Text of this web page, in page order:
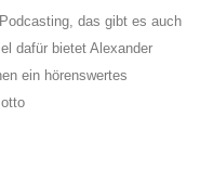
das gibt es auch
dafür bietet Alexander
ein hörenswertes